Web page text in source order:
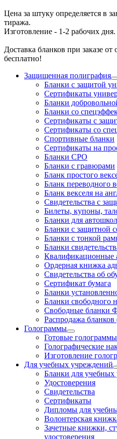
Цена за штуку определяется в
тиража.
Изготовление - 1-2 рабочих дня.
Доставка бланков при заказе
бесплатно!
Защищенная полиграфия
Бланки с защитой
Сертификаты
Бланки
Бланки со
Сертификаты с
Сертификаты со
Спортивные бланки
Cертификаты на
Бланки СРО
Бланки с гравюрами
Бланк простого
Бланк переводного
Бланк векселя на
Свидетельства с
Билеты, купоны,
Бланки для
Бланки с защитной
Бланки с тонкой
Бланки
Квалификационные
Ордерная книжка
Свидетельства об
Сертификат бумага
Бланки
Бланки свободного
Свободные бланки
Распродажа
Голограммы
Готовые
Голографические
Изготовление
Для учебных учреждений
Бланки для
Удостоверения
Свидетельства
Сертификаты
Дипломы для
Волонтерская
Зачетные книжки,
удостоверения